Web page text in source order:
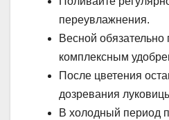
переувлажнения.
Весной обязательно
комплексным
После цветения
дозревания
В холодный период